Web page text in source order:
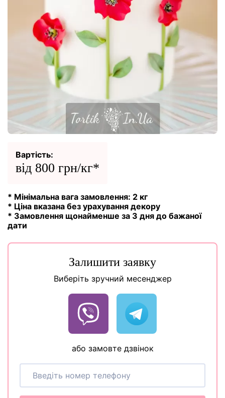
Вартість:
від 800 грн/кг*
* Мінімальна вага замовлення: 2 кг
* Ціна вказана без урахування декору
* Замовлення щонайменше за 3 дня до бажаної
дати
Залишити заявку
Виберіть зручний месенджер
або замовте дзвінок